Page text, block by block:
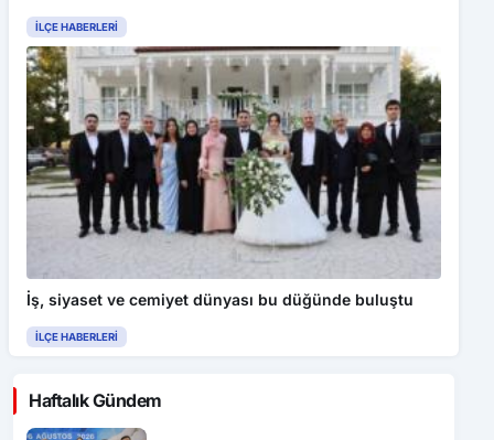
İLÇE HABERLERI
İş, siyaset ve cemiyet dünyası bu düğünde buluştu
İLÇE HABERLERI
Haftalık Gündem